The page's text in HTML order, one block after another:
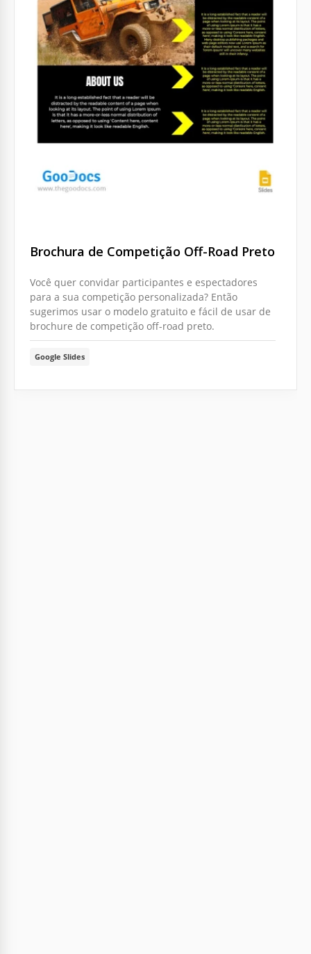
Brochura de Competição Off-Road Preto
Você quer convidar participantes e espectadores
para a sua competição personalizada? Então
sugerimos usar o modelo gratuito e fácil de usar de
brochure de competição off-road preto.
Google Slides